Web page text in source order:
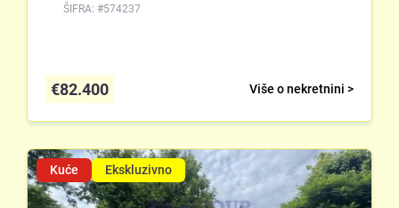
ŠIFRA: #574237
Više o nekretnini >
€82.400
Kuće Ekskluzivno